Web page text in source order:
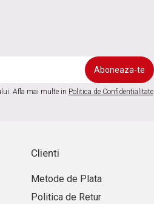
Afla mai multe in Politica de Confidentialitate
Clienti
Metode de Plata
Politica de Retur